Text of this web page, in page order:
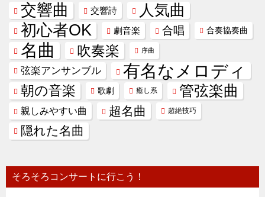
交響曲 交響詩
人気曲
初心者OK
劇音楽 合唱 合奏協奏曲
名曲 吹奏楽 序曲
弦楽アンサンブル 有名なメロディ
朝の音楽 歌劇 癒し系 管弦楽曲
親しみやすい曲 超名曲 超絶技巧
隠れた名曲
そろそろコンサートに行こう！